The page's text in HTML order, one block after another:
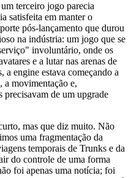
terceiro jogo parecia
satisfeita em manter o
pós-lançamento que durou
na indústria: um jogo que se
involuntário, onde os
e a lutar nas arenas de
a engine estava começando a
a movimentação e,
precisavam de um upgrade
mas que diz muito. Não
uma fragmentação da
temporais de Trunks e da
do controle de uma forma
foi apenas uma notícia; foi